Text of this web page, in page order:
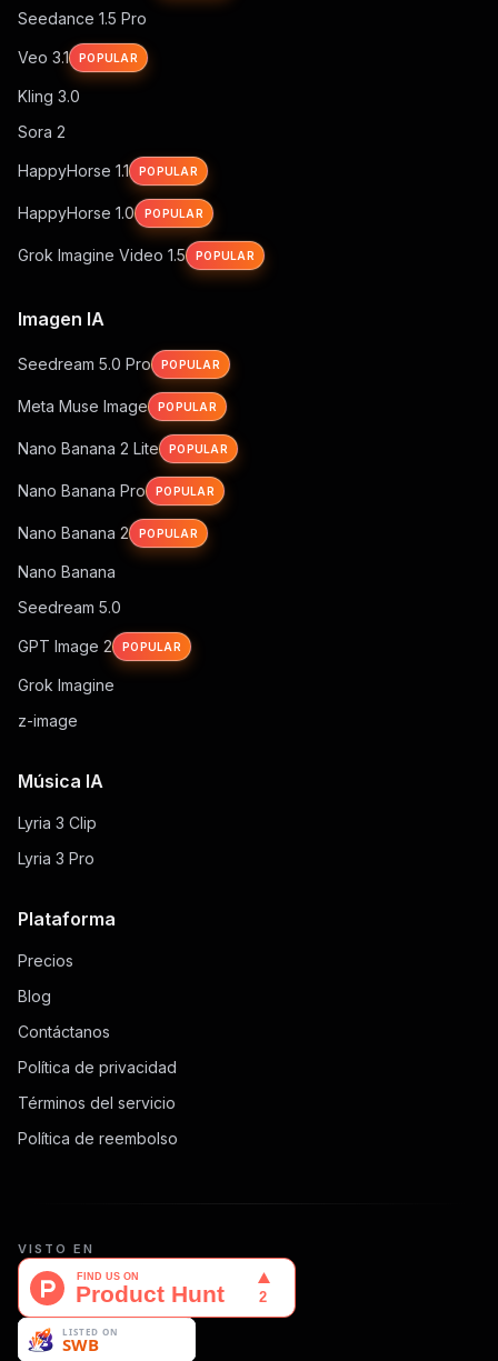
Seedance 1.5 Pro
Veo 3.1 POPULAR
Kling 3.0
Sora 2
HappyHorse 1.1 POPULAR
HappyHorse 1.0 POPULAR
Grok Imagine Video 1.5 POPULAR
Imagen IA
Seedream 5.0 Pro POPULAR
Meta Muse Image POPULAR
Nano Banana 2 Lite POPULAR
Nano Banana Pro POPULAR
Nano Banana 2 POPULAR
Nano Banana
Seedream 5.0
GPT Image 2 POPULAR
Grok Imagine
z-image
Música IA
Lyria 3 Clip
Lyria 3 Pro
Plataforma
Precios
Blog
Contáctanos
Política de privacidad
Términos del servicio
Política de reembolso
VISTO EN